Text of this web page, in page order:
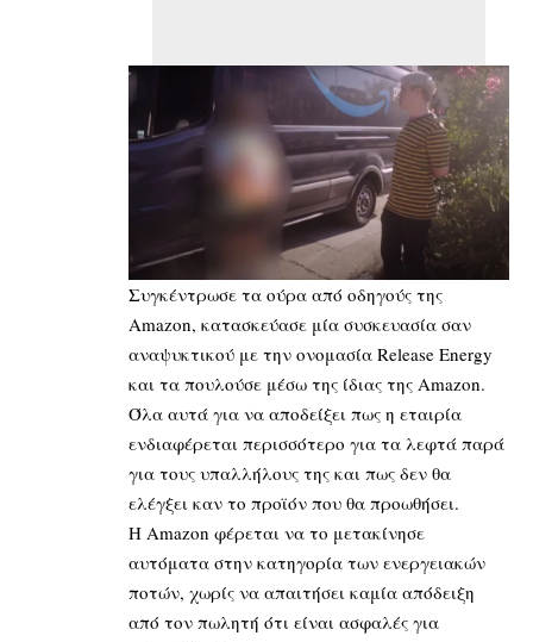
Συγκέντρωσε τα ούρα από οδηγούς της
Amazon, κατασκεύασε μία συσκευασία σαν
αναψυκτικού με την ονομασία Release Energy
και τα πουλούσε μέσω της ίδιας της Amazon.
Όλα αυτά για να αποδείξει πως η εταιρία
ενδιαφέρεται περισσότερο για τα λεφτά παρά
για τους υπαλλήλους της και πως δεν θα
ελέγξει καν το προϊόν που θα προωθήσει.
Η Amazon φέρεται να το μετακίνησε
αυτόματα στην κατηγορία των ενεργειακών
ποτών, χωρίς να απαιτήσει καμία απόδειξη
από τον πωλητή ότι είναι ασφαλές για